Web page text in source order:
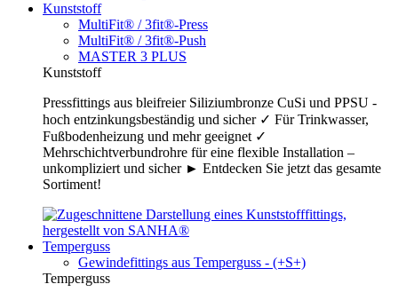
Kunststoff
MultiFit® / 3fit®-Press
MultiFit® / 3fit®-Push
MASTER 3 PLUS
Kunststoff
Pressfittings aus bleifreier Siliziumbronze CuSi und PPSU -
hoch entzinkungsbeständig und sicher ✓ Für Trinkwasser,
Fußbodenheizung und mehr geeignet ✓
Mehrschichtverbundrohre für eine flexible Installation –
unkompliziert und sicher ► Entdecken Sie jetzt das gesamte
Sortiment!
Temperguss
Gewindefittings aus Temperguss - (+S+)
Temperguss